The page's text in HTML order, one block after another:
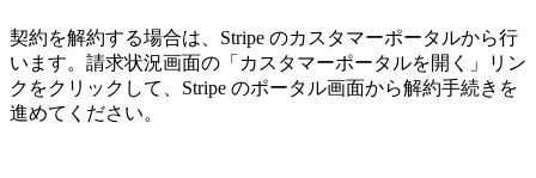
契約を解約する場合は、Stripe のカスタマーポータルから行
います。請求状況画面の「カスタマーポータルを開く」リン
クをクリックして、Stripe のポータル画面から解約手続きを
進めてください。